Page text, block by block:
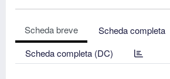
Scheda breve
Scheda completa
Scheda completa (DC)